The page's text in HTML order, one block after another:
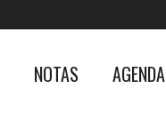
NOTAS AGENDA